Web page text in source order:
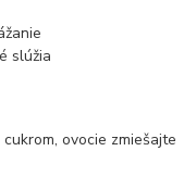
slúžia
ovocie zmiešajte